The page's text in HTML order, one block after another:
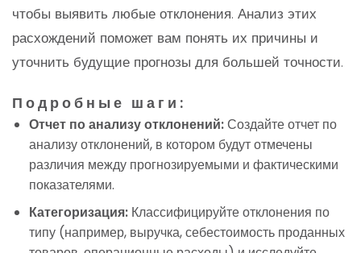
чтобы выявить любые отклонения. Анализ этих
расхождений поможет вам понять их причины и
уточнить будущие прогнозы для большей точности.
Подробные шаги:
Отчет по анализу отклонений:Создайте отчет по
анализу отклонений, в котором будут отмечены
различия между прогнозируемыми и фактическими
показателями.
Категоризация:Классифицируйте отклонения по
типу (например, выручка, себестоимость проданных